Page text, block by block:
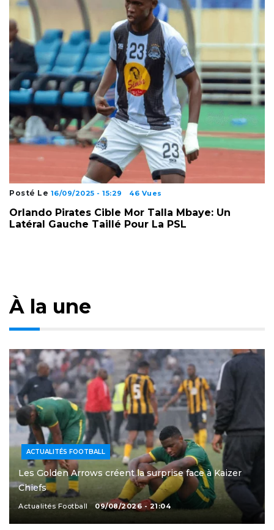
Posté Le 16/09/2025 - 15:29 46 Vues
Orlando Pirates Cible Mor Talla Mbaye: Un
Latéral Gauche Taillé Pour La PSL
À la une
ACTUALITÉS FOOTBALL
Les Golden Arrows créent la surprise face à Kaizer
Chiefs
Actualités Football 09/08/2026 - 21:04